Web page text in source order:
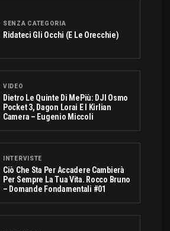
SENZA CATEGORIA
Ridateci Gli Occhi (e Le Orecchie)
VIDEO
Dietro Le Quinte Di MePiù: DJI Osmo
Pocket 3, Dagon Lorai E I Kirlian
Camera – Eugenio Miccoli
INTERVISTE
Ciò Che Sta Per Accadere Cambierà
Per Sempre La Tua Vita. Rocco Bruno
– Domande Fondamentali #01